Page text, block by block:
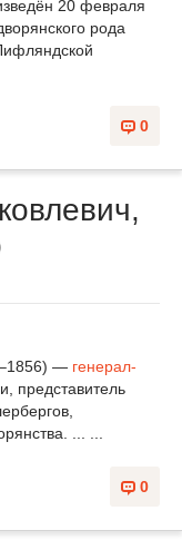
20 февраля
рода
0
— генерал-
представитель
... ...
0